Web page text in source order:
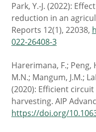
Park, Y.-J. (2022):
reduction in an
Reports 12(1), 22038,
022-26408-3
Harerimana, F.; Peng,
M.N.; Mangum, J.M.;
(2020): Efficient
harvesting. AIP
https://doi.org/